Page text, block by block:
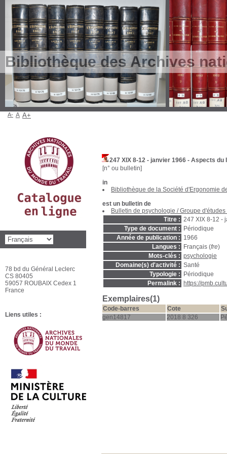
Bibliothèque des Archives
247 XIX 8-12 - janvier 1966 - Aspects du
[n° ou bulletin]
in
Bibliothèque de la Société d'Ergonomie
est un bulletin de
Bulletin de psychologie /Groupe
Titre : 247 XIX 8-12 -
Type de document :
Périodique
Année de publication : 1966
Langues :
Français (fre)
Mots-clés : psychologie
Domaine(s) d'activité : Santé
Typologie :
Périodique
Permalink :
https://
Exemplaires(1)
Code-barres Cote
gen14817
2018 8 326
A- A A+
78 bd du Général Leclerc
CS 80405
59057 ROUBAIX Cedex 1
France
Liens utiles :